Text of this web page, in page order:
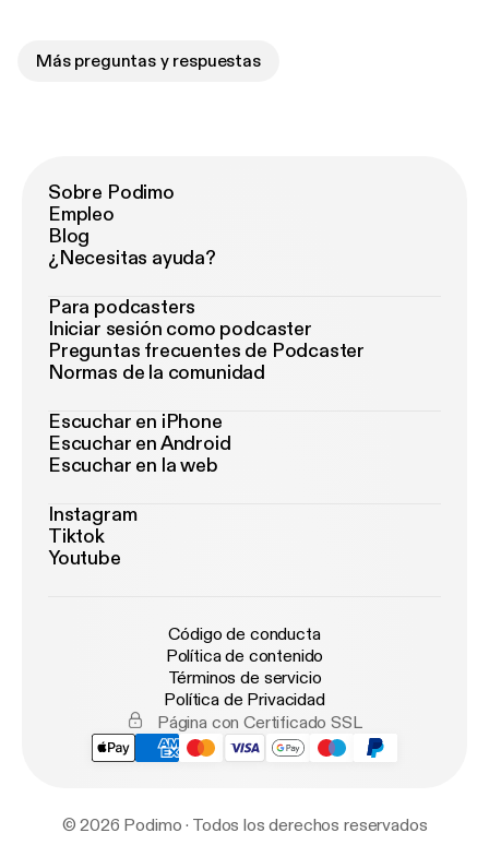
Más preguntas y respuestas
Sobre Podimo
Empleo
Blog
¿Necesitas ayuda?
Para podcasters
Iniciar sesión como podcaster
Preguntas frecuentes de Podcaster
Normas de la comunidad
Escuchar en iPhone
Escuchar en Android
Escuchar en la web
Instagram
Tiktok
Youtube
Código de conducta
Política de contenido
Términos de servicio
Política de Privacidad
Página con Certificado SSL
© 2026 Podimo · Todos los derechos reservados